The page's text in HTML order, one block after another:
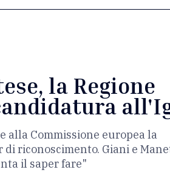
la Regione
alla Commissione europea la
riconoscimento. Giani e
il saper fare"